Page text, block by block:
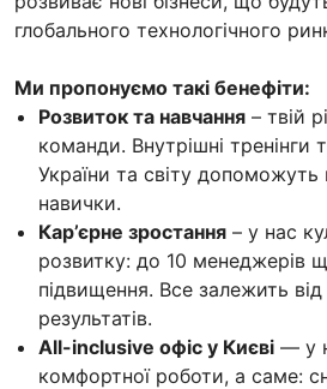
глобального технологічного
Ми пропонуємо такі бенефіти:
Розвиток та навчання – твій
команди. Внутрішні тренінги
України та світу
навички.
Кар’єрне зростання – у нас
розвитку: до 10 менеджерів
підвищення. Все залежить
результатів.
All-inclusive офіс у Києві — у
комфортної роботи, а саме: